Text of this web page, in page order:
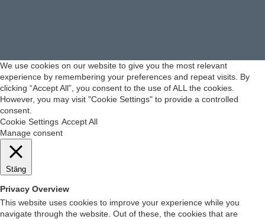
We use cookies on our website to give you the most relevant
experience by remembering your preferences and repeat visits. By
clicking “Accept All”, you consent to the use of ALL the cookies.
However, you may visit "Cookie Settings" to provide a controlled
consent.
Cookie Settings Accept All
Manage consent
Stäng
Privacy Overview
This website uses cookies to improve your experience while you
navigate through the website. Out of these, the cookies that are